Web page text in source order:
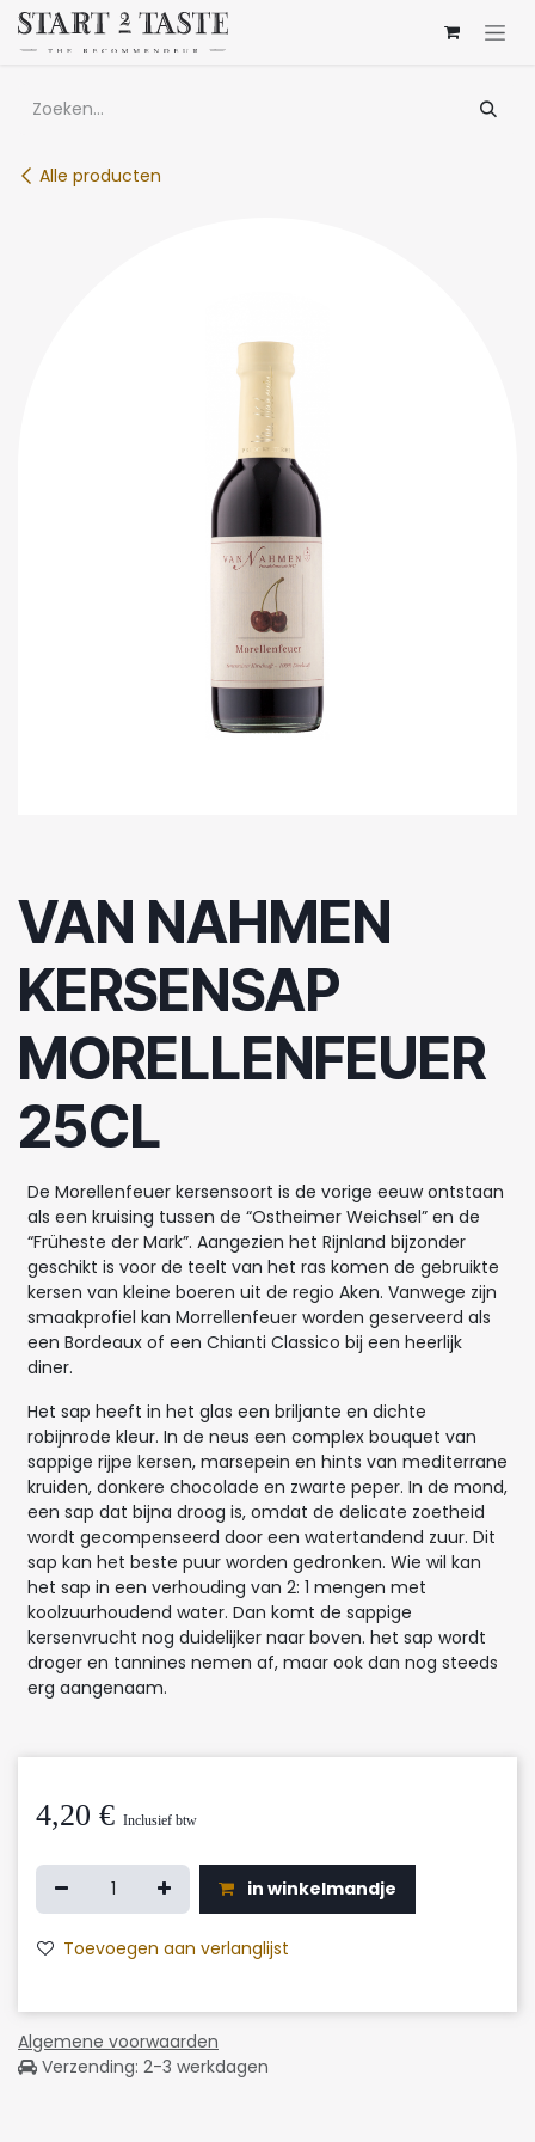
Overslaan naar inhoud
Alle producten
VAN NAHMEN
KERSENSAP
MORELLENFEUER
25CL
De Morellenfeuer kersensoort is de vorige eeuw ontstaan
als een kruising tussen de “Ostheimer Weichsel” en de
“Früheste der Mark”. Aangezien het Rijnland bijzonder
geschikt is voor de teelt van het ras komen de gebruikte
kersen van kleine boeren uit de regio Aken. Vanwege zijn
smaakprofiel kan Morrellenfeuer worden geserveerd als
een Bordeaux of een Chianti Classico bij een heerlijk
diner.
Het sap heeft in het glas een briljante en dichte
robijnrode kleur. In de neus een complex bouquet van
sappige rijpe kersen, marsepein en hints van mediterrane
kruiden, donkere chocolade en zwarte peper. In de mond,
een sap dat bijna droog is, omdat de delicate zoetheid
wordt gecompenseerd door een watertandend zuur. Dit
sap kan het beste puur worden gedronken. Wie wil kan
het sap in een verhouding van 2: 1 mengen met
koolzuurhoudend water. Dan komt de sappige
kersenvrucht nog duidelijker naar boven. het sap wordt
droger en tannines nemen af, maar ook dan nog steeds
erg aangenaam.
4,20 € Inclusief btw
in winkelmandje
Toevoegen aan verlanglijst
Algemene voorwaarden
Verzending: 2-3 werkdagen